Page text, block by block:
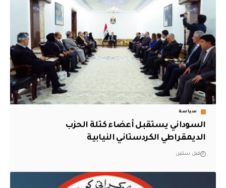
سياسة
السوداني يستقبل أعضاء كتلة الحزب
الديمقراطي الكردستاني النيابية
قبل سنتين